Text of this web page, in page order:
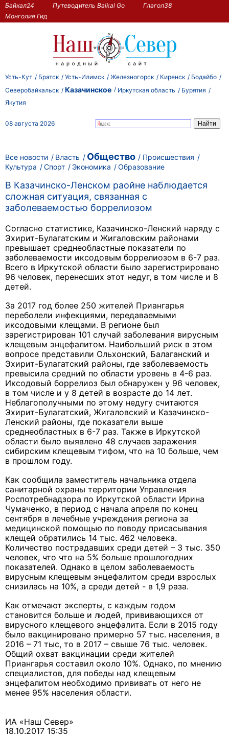
Байкал24 Путеводитель Baikal Go
Глагол38
Монголия Гид
Усть-Кут Братск Усть-Илимск Железногорск Киренск
Бодайбо
Северобайкальск
Казачинское Иркутская область
Бурятия
Якутия
08 августа 2026
Все новости Власть Общество
Происшествия
Культура
Спорт Экономика Образование
В Казачинско-Ленском раойне наблюдается
сложная ситуация, связанная с
заболеваемостью боррелиозом
Согласно статистике, Казачинско-Ленский наряду с
Эхирит-Булагатским и Жигаловским районами
превышает среднеобластные показатели по
заболеваемости иксодовым боррелиозом в 6-7 раз.
Всего в Иркутской области было зарегистрировано
96 человек, перенесших этот недуг, в том числе и 8
детей.
За 2017 год более 250 жителей Приангарья
переболели инфекциями, передаваемыми
иксодовыми клещами. В регионе был
зарегистрирован 101 случай заболевания вирусным
клещевым энцефалитом. Наибольший риск в этом
вопросе представили Ольхонский, Балаганский и
Эхирит-Булагатский районы, где заболеваемость
превысила средний по области уровень в 4-6 раз.
Иксодовый боррелиоз был обнаружен у 96 человек,
в том числе и у 8 детей в возрасте до 14 лет.
Неблагополучными по этому недугу считаютcя
Эхирит-Булагатский, Жигаловский и Казачинско-
Ленский районы, где показатели выше
среднеобластных в 6-7 раз. Также в Иркутской
области было выявлено 48 случаев заражения
сибирским клещевым тифом, что на 10 больше, чем
в прошлом году.
Как сообщила заместитель начальника отдела
санитарной охраны территории Управления
Роспотребнадзора по Иркутской области Ирина
Чумаченко, в период с начала апреля по конец
сентября в лечебные учреждения региона за
медицинской помощью по поводу присасывания
клещей обратились 14 тыс. 462 человека.
Количество пострадавших среди детей – 3 тыс. 350
человек, что что на 5% больше прошлогодних
показателей. Однако в целом заболеваемость
вирусным клещевым энцефалитом среди взрослых
снизилась на 10%, а среди детей - в 1,9 раза.
Как отмечают эксперты, с каждым годом
становится больше и людей, прививающихся от
вирусного клещевого энцефалита. Если в 2015 году
было вакцинировано примерно 57 тыс. населения, в
2016 – 71 тыс, то в 2017 – свыше 76 тыс. человек.
Общий охват вакцинации среди жителей
Приангарья составил около 10%. Однако, по мнению
специалистов, для победы над клещевым
энцефалитом необходимо прививать от него не
менее 95% населения области.
ИА «Наш Север»
18.10.2017 15:35